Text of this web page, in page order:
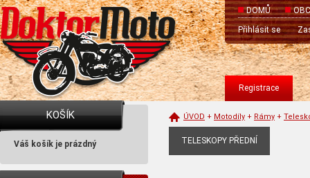
DOMŮ
Přihlásit se
Registrace
KOŠÍK
Váš košík je prázdný
ÚVOD + Motodíly + Rámy +
TELESKOPY PŘEDNÍ